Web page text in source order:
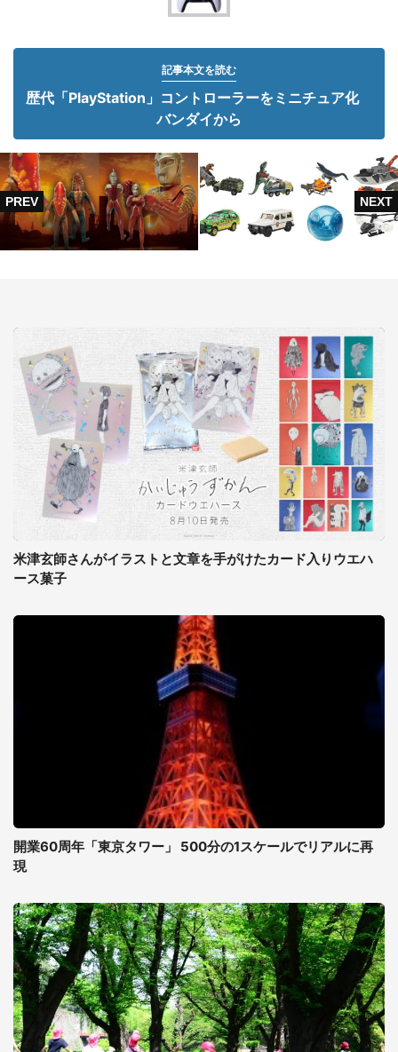
記事本文を読む
歴代「PlayStation」コントローラーをミニチュア化
バンダイから
米津玄師さんがイラストと文章を手がけたカード入りウエハ
ース菓子
開業60周年「東京タワー」 500分の1スケールでリアルに再
現